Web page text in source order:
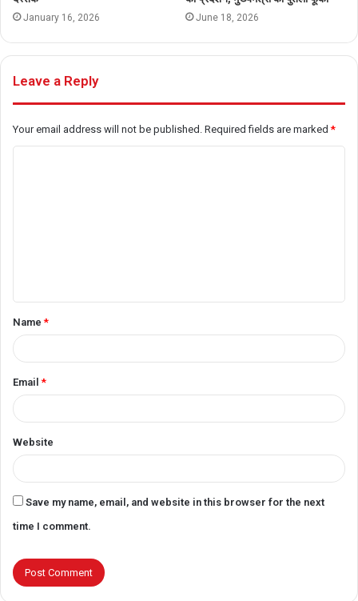
January 16, 2026 June 18, 2026
Leave a Reply
Your email address will not be published. Required fields are marked*
t
*
Name*
Email*
Website
Save my name, email, and website in this browser for the next
time I comment.